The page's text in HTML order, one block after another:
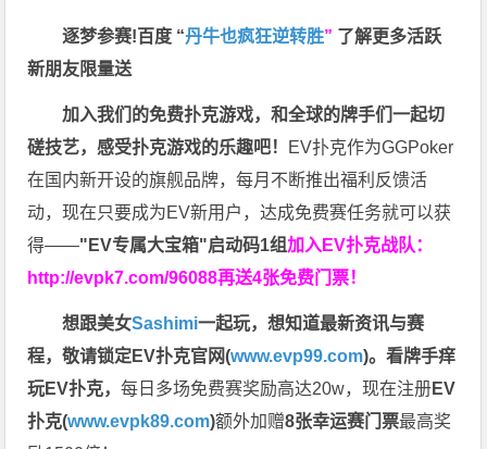
逐梦参赛!百度 “丹牛也疯狂逆转胜” 了解更多活跃
新朋友限量送
加入我们的免费扑克游戏，和全球的牌手们一起切
磋技艺，感受扑克游戏的乐趣吧！ EV扑克作为GGPoker
在国内新开设的旗舰品牌，每月不断推出福利反馈活
动，现在只要成为EV新用户，达成免费赛任务就可以获
得——"EV专属大宝箱"启动码1组加入EV扑克战队：
http://evpk7.com/96088再送4张免费门票！
想跟美女Sashimi一起玩，想知道最新资讯与赛
程，敬请锁定EV扑克官网(www.evp99.com)。看牌手痒
玩EV扑克，每日多场免费赛奖励高达20w，现在注册EV
扑克(www.evpk89.com)额外加赠8张幸运赛门票最高奖